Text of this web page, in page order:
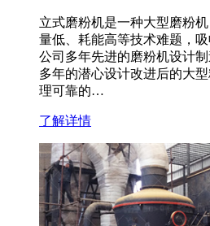
立式磨粉机是一种大型磨粉
量低、耗能高等技术难题，
公司多年先进的磨粉机设计
多年的潜心设计改进后的大
理可靠的…
了解详情